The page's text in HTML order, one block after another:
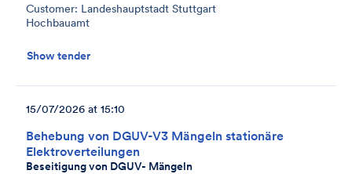
Customer: Landeshauptstadt Stuttgart
Hochbauamt
Show tender
Behebung von DGUV-V3 Mängeln stationäre
Elektroverteilungen
Beseitigung von DGUV- Mängeln
15/07/2026 at 15:10